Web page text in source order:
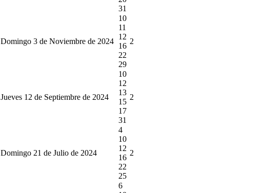
31
Domingo 3 de Noviembre de 2024
10
11
12
16
22
29
2
Jueves 12 de Septiembre de 2024
10
12
13
15
17
31
2
Domingo 21 de Julio de 2024
4
10
12
16
22
25
2
6